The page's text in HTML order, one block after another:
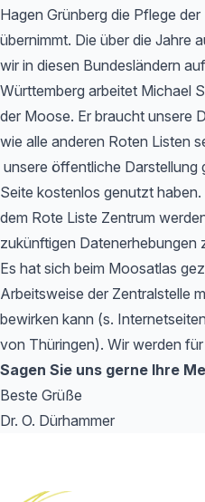
Hagen Grünberg die Pflege
übernimmt. Die über die Jahre
wir in diesen Bundesländern
Württemberg arbeitet Michael
der Moose. Er braucht unsere
wie alle anderen Roten Listen
unsere öffentliche Darstellung
Seite kostenlos genutzt
dem Rote Liste Zentrum
zukünftigen Datenerhebungen
Es hat sich beim Moosatlas
Arbeitsweise der Zentralstelle
bewirken kann (s.
von Thüringen). Wir werden
Sagen Sie uns gerne Ihre
Beste Grüße
Dr. O. Dürhammer